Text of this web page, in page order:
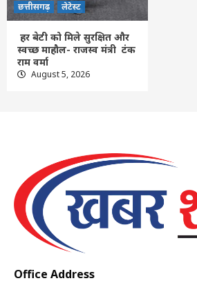
छत्तीसगढ़
लेटेस्ट
हर बेटी को मिले सुरक्षित और
स्वच्छ माहौल- राजस्व मंत्री टंक
राम वर्मा
August 5, 2026
Office Address